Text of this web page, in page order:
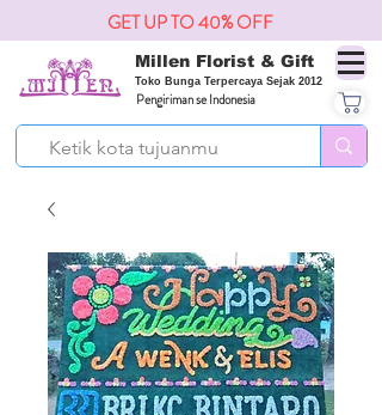
Millen Florist & Gift
Toko Bunga Terpercaya Sejak 2012
Pengiriman se Indonesia
GET UP TO 40% OFF